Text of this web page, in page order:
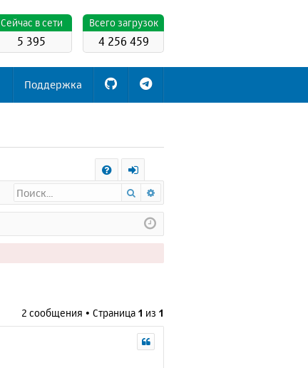
Всего загрузок
4 256 459
Cейчас в сети
5 395
Поддержка
Q
х
о
д
Поиск
2 сообщения • Страница 1 из 1